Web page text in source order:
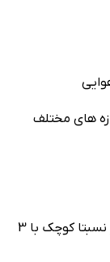
های مختلف
در قسمت پشت سر این چراغ قوه یک چراغ قرمز نسبتا کوچک با 3